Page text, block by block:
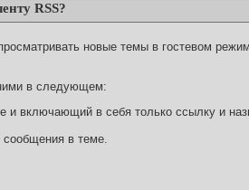
RSS?
новые темы в гостевом
в следующем:
и включающий в себя только ссылку и
в теме.